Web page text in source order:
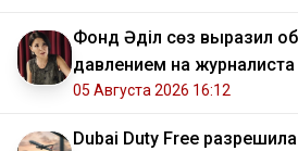
Фонд Әділ сөз выразил
давлением на
05 Августа 2026 16:12
Dubai Duty Free